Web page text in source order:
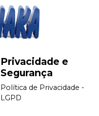
Privacidade e
Segurança
Política de Privacidade -
LGPD